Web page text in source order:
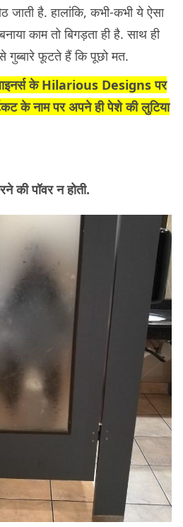
है. हालांकि, कभी-कभी ये ऐसा
काम तो बिगड़ता ही है. साथ ही
फूटते हैं कि पूछो मत.
केHilarious Designsपर
के नाम पर अपने ही पेशे की लुटिया
की पॉवर न होती.